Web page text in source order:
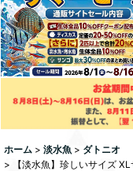
ホーム > 淡水魚 > ダトニオ
>
【淡水魚】珍しいサイズ